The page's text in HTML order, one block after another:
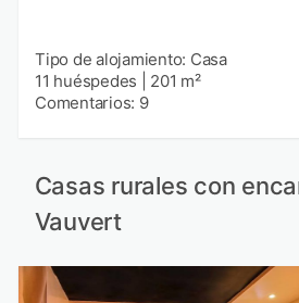
Tipo de alojamiento: Casa
11 huéspedes
201 m²
Comentarios: 9
Casas rurales con
Vauvert